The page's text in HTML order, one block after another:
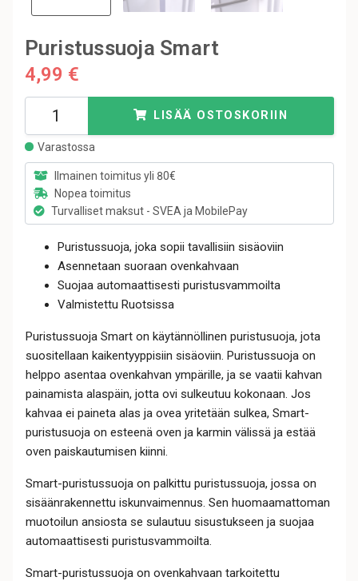
Puristussuoja Smart
4,99 €
LISÄÄ OSTOSKORIIN
Varastossa
Ilmainen toimitus yli 80€
Nopea toimitus
Turvalliset maksut - SVEA ja MobilePay
Puristussuoja, joka sopii tavallisiin sisäoviin
Asennetaan suoraan ovenkahvaan
Suojaa automaattisesti puristusvammoilta
Valmistettu Ruotsissa
Puristussuoja Smart on käytännöllinen puristusuoja, jota
suositellaan kaikentyyppisiin sisäoviin. Puristussuoja on
helppo asentaa ovenkahvan ympärille, ja se vaatii kahvan
painamista alaspäin, jotta ovi sulkeutuu kokonaan. Jos
kahvaa ei paineta alas ja ovea yritetään sulkea, Smart-
puristusuoja on esteenä oven ja karmin välissä ja estää
oven paiskautumisen kiinni.
Smart-puristussuoja on palkittu puristussuoja, jossa on
sisäänrakennettu iskunvaimennus. Sen huomaamattoman
muotoilun ansiosta se sulautuu sisustukseen ja suojaa
automaattisesti puristusvammoilta.
Smart-puristussuoja on ovenkahvaan tarkoitettu